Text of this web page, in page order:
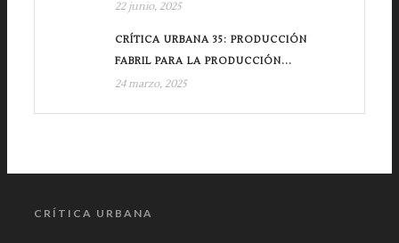
22 junio, 2025
CRÍTICA URBANA 35: PRODUCCIÓN
FABRIL PARA LA PRODUCCIÓN...
24 marzo, 2025
CRÍTICA URBANA